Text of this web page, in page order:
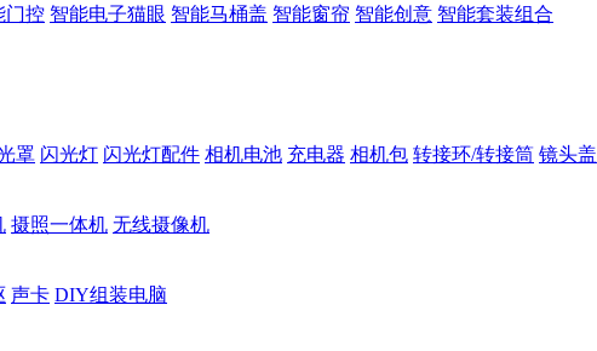
门控 智能电子猫眼 智能马桶盖 智能窗帘 智能创意 智能套装组合
罩 闪光灯 闪光灯配件 相机电池 充电器 相机包 转接环/转接筒 镜头盖
摄照一体机 无线摄像机
声卡 DIY组装电脑